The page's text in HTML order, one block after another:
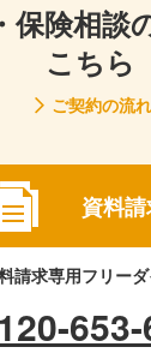
保険相談
こちら
ご契約の流れ
資料
請求専用フリー